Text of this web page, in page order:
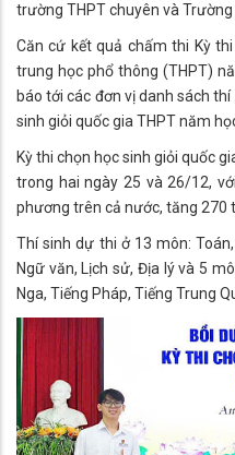
trường THPT chuyên và
Căn cứ kết quả chấm thi Kỳ
trung học phổ thông (THPT)
báo tới các đơn vị danh sách
sinh giỏi quốc gia THPT năm
Kỳ thi chọn học sinh giỏi quốc
trong hai ngày 25 và 26/12,
phương trên cả nước, tăng 270
Thí sinh dự thi ở 13 môn:
Ngữ văn, Lịch sử, Địa lý và 5
Nga, Tiếng Pháp, Tiếng Trung